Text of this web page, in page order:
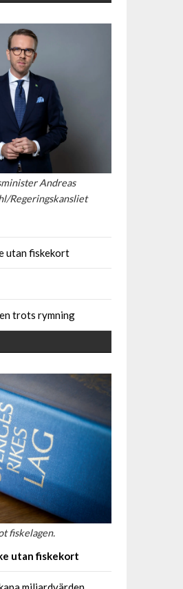
Andreas
Regeringskansliet
utan fiskekort
trots rymning
fiskelagen.
utan fiskekort